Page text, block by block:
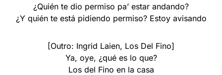
¿Quién te dio permiso pa’ estar andando?
¿Y quién te está pidiendo permiso? Estoy avisando
[Outro: Ingrid Laien, Los Del Fino]
Ya, oye, ¿qué es lo que?
Los del Fino en la casa